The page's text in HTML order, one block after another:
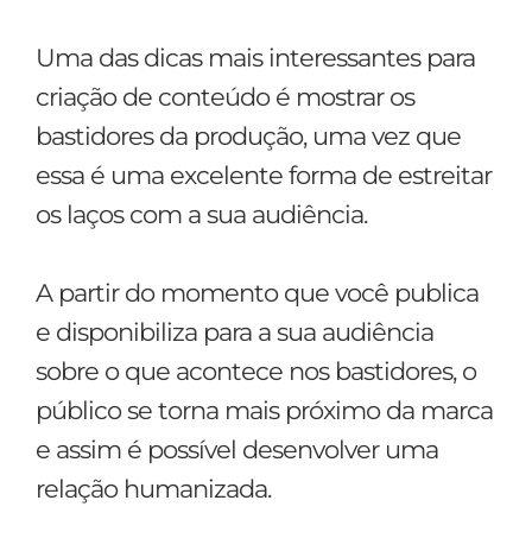
Uma das dicas mais interessantes para
criação de conteúdo é mostrar os
bastidores da produção, uma vez que
essa é uma excelente forma de estreitar
os laços com a sua audiência.
A partir do momento que você publica
e disponibiliza para a sua audiência
sobre o que acontece nos bastidores, o
público se torna mais próximo da marca
e assim é possível desenvolver uma
relação humanizada.